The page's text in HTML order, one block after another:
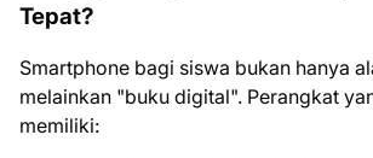
Tepat?
Smartphone bagi siswa bukan hanya
melainkan "buku digital". Perangkat
memiliki: